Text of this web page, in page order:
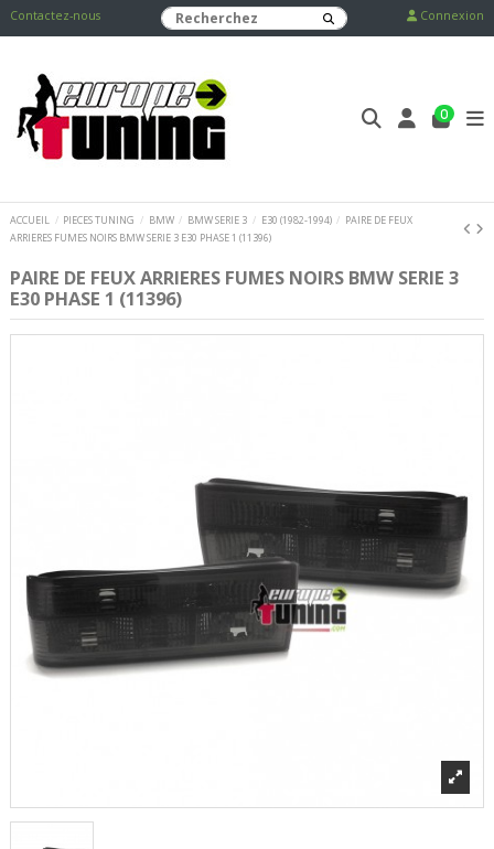
Contactez-nous Connexion
0
ACCUEIL PIECES TUNING BMW BMW SERIE 3 E30 (1982-1994)
PAIRE DE FEUX
ARRIERES FUMES NOIRS BMW SERIE 3 E30 PHASE 1 (11396)
PAIRE DE FEUX ARRIERES FUMES NOIRS BMW SERIE 3
E30 PHASE 1 (11396)